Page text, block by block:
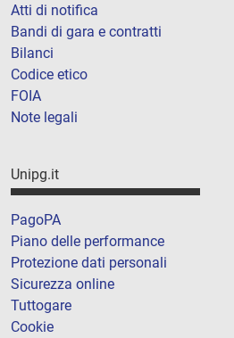
Atti di notifica
Bandi di gara e contratti
Bilanci
Codice etico
FOIA
Note legali
Unipg.it
PagoPA
Piano delle performance
Protezione dati personali
Sicurezza online
Tuttogare
Cookie